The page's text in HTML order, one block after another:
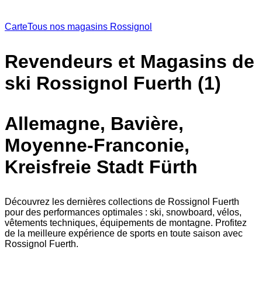
CarteTous nos magasins Rossignol
Revendeurs et Magasins de
ski Rossignol Fuerth (1)
Allemagne, Bavière,
Moyenne-Franconie,
Kreisfreie Stadt Fürth
Découvrez les dernières collections de Rossignol Fuerth
pour des performances optimales : ski, snowboard, vélos,
vêtements techniques, équipements de montagne. Profitez
de la meilleure expérience de sports en toute saison avec
Rossignol Fuerth.